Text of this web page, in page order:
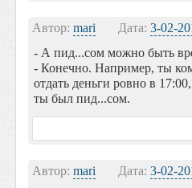
Автор: mari Дата: 3-02-
- А пид...сом можно быть
- Конечно. Например, ты
отдать деньги ровно в
ты был пид...сом.
Автор: mari Дата: 3-02-